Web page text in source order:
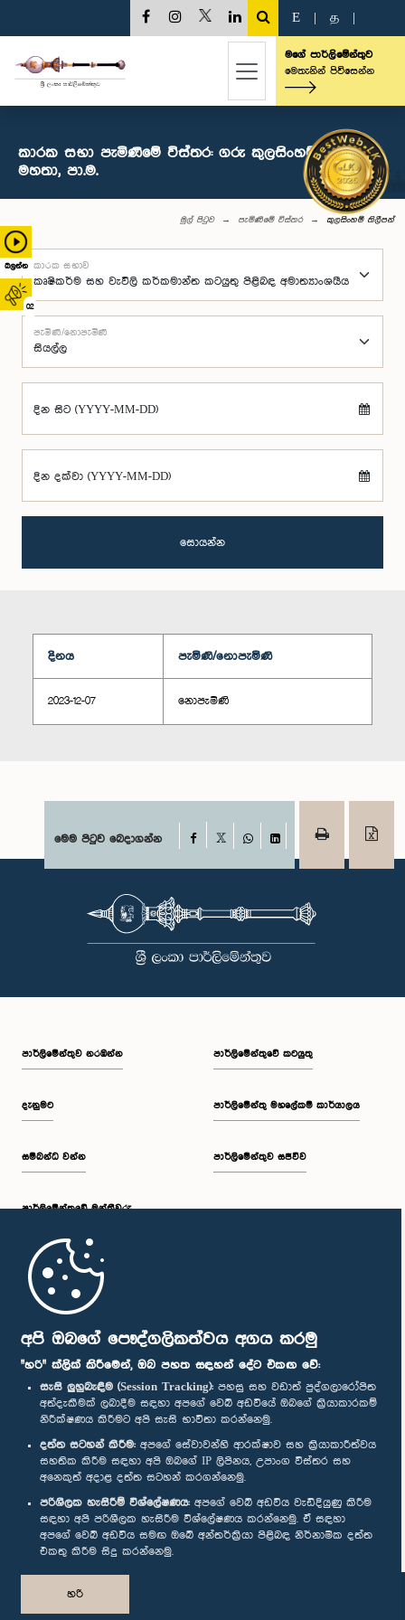
අපි ඔබගේ පෞද්ගලිකත්වය අගය කරමු
"හරි" ක්ලික් කිරීමෙන්, ඔබ පහත සඳහන් දේට එකඟ වේ:
සැසි ලුහුබැඳීම (Session Tracking): පහසු සහ වඩාත් පුද්ගලාරෝපිත
අත්දැකීමක් ලබාදීම සඳහා අපගේ වෙබ් අඩවියේ ඔබගේ ක්‍රියාකාරකම්
නිරීක්ෂණය කිරීමට අපි සැසි භාවිතා කරන්නෙමු.
දත්ත සටහන් කිරීම: අපගේ සේවාවන්හි ආරක්ෂාව සහ ක්‍රියාකාරීත්වය
සහතික කිරීම සඳහා අපි ඔබගේ IP ලිපිනය, උපාංග විස්තර සහ
අනෙකුත් අදාළ දත්ත සටහන් කරගන්නෙමු.
පරිශීලක හැසිරීම් විශ්ලේෂණය: අපගේ වෙබ් අඩවිය වැඩිදියුණු කිරීම
සඳහා අපි පරිශීලක හැසිරීම විශ්ලේෂණය කරන්නෙමු. ඒ සඳහා
අපගේ වෙබ් අඩවිය සමඟ ඔබේ අන්තර්ක්‍රියා පිළිබඳ නිර්නාමික දත්ත
එකතු කිරීම සිදු කරන්නෙමු.
හරි
බලන්න
02
E த
මගේ පාර්ලිමේන්තුව
මෙතැනින් පිවිසෙන්න
කාරක සභා පැමිණීමේ විස්තර: ගරු කුලසිංහම් තිලීපන්
මහතා, පා.ම.
මුල් පිටුව පැමිණීමේ විස්තර කුලසිංහම් තිලීපන්
කාරක සභාව
පැමිණි/නොපැමිණි
දින සිට (YYYY-MM-DD)
දින දක්වා (YYYY-MM-DD)
සොයන්න
දිනය පැමිණි/නොපැමිණි
2023-12-07 නොපැමිණි
මෙම පිටුව බෙදාගන්න Facebook
WhatsAppLinkedIn
පාර්ලි‌මේන්තුව නරඹන්න
දැනුමට
සම්බන්ධ වන්න
පාර්ලි‌මේන්තුවේ මන්ත්‍රීවරු
මුල් පිටුව
පාර්ලිමේන්තුවේ කටයුතු
පාර්ලිමේන්තු මහලේකම් කාර්යාලය
පාර්ලිමේන්තුව සජීවීව
පාර්ලිමේන්තු ජංගම යෙදුම
අප හා සම්බන්ධ වී සිටින්න :
සම්මාන
පෞද්ගලිකත්ව ප්‍රතිපත්තිය